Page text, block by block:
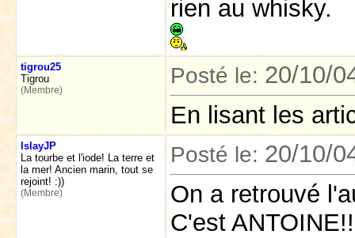
rien au whisky.
tigrou25
Tigrou
(Membre)
Posté le: 20/10/
En lisant les
IslayJP
La tourbe et l'iode! La terre et
la mer! Ancien marin, tout se
rejoint! :))
(Membre)
Posté le: 20/10/
On a retrouvé
C'est